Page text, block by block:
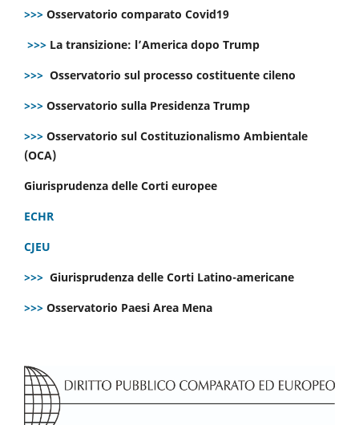
>>> Osservatorio comparato Covid19
>>> La transizione: l’America dopo Trump
>>> Osservatorio sul processo costituente cileno
>>> Osservatorio sulla Presidenza Trump
>>> Osservatorio sul Costituzionalismo Ambientale
(OCA)
Giurisprudenza delle Corti europee
ECHR
CJEU
>>> Giurisprudenza delle Corti Latino-americane
>>> Osservatorio Paesi Area Mena